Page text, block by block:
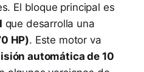
El bloque principal es
que desarrolla una
HP). Este motor va
automática de 10